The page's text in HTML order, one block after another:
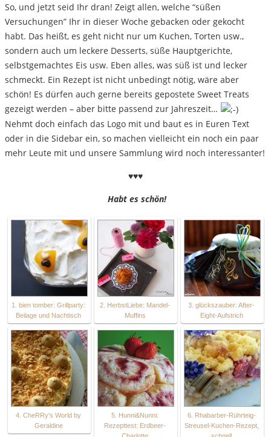
So, und jetzt seid Ihr dran! Zeigt allen, welche “süßen
Versuchungen” Ihr in dieser Woche gebacken oder gekocht
habt. Das heißt, es geht nicht nur um Kuchen, Torten usw.,
sondern auch um leckere Desserts, süße Hauptgerichte,
selbstgemachtes Eis usw. Eben alles, was süß ist und lecker
schmeckt. Ein Rezept ist nicht unbedingt nötig, wäre aber
schön! Es dürfen auch gerne bereits gepostete Sweet Treats
gezeigt werden – aber bitte passend zur Jahreszeit…
Nehmt doch einfach das Logo mit und baut es in Euren Text
oder in die Sidebar ein, so machen vielleicht ein noch ein paar
mehr Leute mit und unsere Sammlung wird noch interessanter!
♥♥♥
Habt es schön!
1. bien tomber: Grillparty:
Beilage und Nachtisch
2. HerbstLiebe: Mandel-
Muffins
3. glückszauber: After-
Eight-Aufstrich
4. CheRRy's World by
Geraldine
5. Hunni&Nunni:
Rezepttest: Erdbeer-
6. Rhabarber-Rührteig-
Streusel-Kuchen-Rezept,